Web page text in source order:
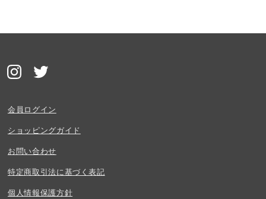
会員ログイン
ショッピングガイド
お問い合わせ
特定商取引法に基づく表記
個人情報保護方針